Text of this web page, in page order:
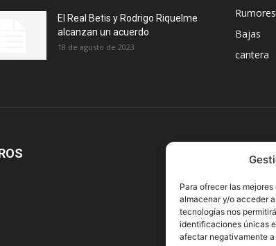
Para ofrecer las
almacenar y/o acceder
tecnologías nos
identificaciones únicas
afectar negativamente
El Real Betis y Rodrigo Riquelme
alcanzan un acuerdo
18 de agosto de 2023
Rumores
Bajas
cantera